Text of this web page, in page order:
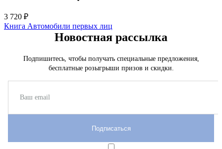
3 720 ₽
Книга Автомобили первых лиц
Новостная рассылка
Подпишитесь, чтобы получать специальные предложения,
бесплатные розыгрыши призов и скидки.
Подписаться